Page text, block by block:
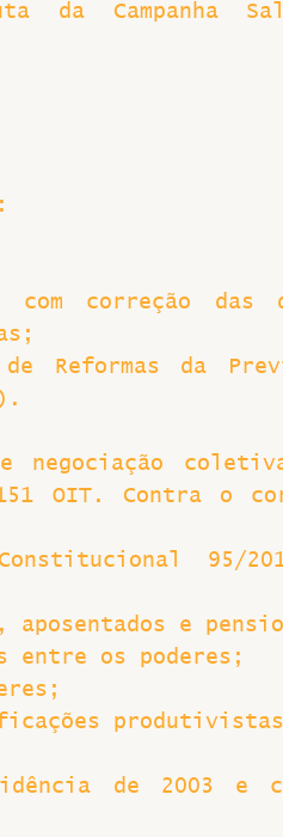
Campanha
correção das
Reformas da
OIT. Contra o
95/
e
entre os poderes;
de 2003 e